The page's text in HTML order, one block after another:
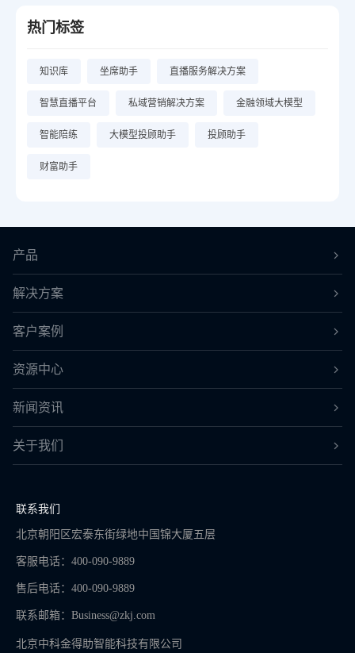
热门标签
知识库 坐席助手 直播服务解决方案
智慧直播平台 私域营销解决方案 金融领域大模型
智能陪练 大模型投顾助手 投顾助手
财富助手
产品
解决方案
客户案例
资源中心
新闻资讯
关于我们
联系我们
北京朝阳区宏泰东街绿地中国锦大厦五层
客服电话：400-090-9889
售后电话：400-090-9889
联系邮箱： Business@zkj.com
北京中科金得助智能科技有限公司